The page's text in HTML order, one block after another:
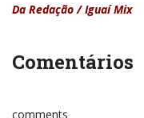
Da Redação / Iguaí Mix
Comentários
comments